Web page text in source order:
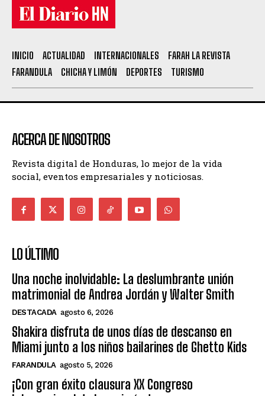
INICIO ACTUALIDAD INTERNACIONALES
FARAH LA REVISTA
FARANDULA
CHICHA Y LIMÓN DEPORTES TURISMO
ACERCA DE NOSOTROS
Revista digital de Honduras, lo mejor de la vida
social, eventos empresariales y noticiosas.
LO ÚLTIMO
Una noche inolvidable: La deslumbrante unión
matrimonial de Andrea Jordán y Walter Smith
DESTACADA agosto 6, 2026
Shakira disfruta de unos días de descanso en
Miami junto a los niños bailarines de Ghetto Kids
FARANDULA agosto 5, 2026
¡Con gran éxito clausura XX Congreso